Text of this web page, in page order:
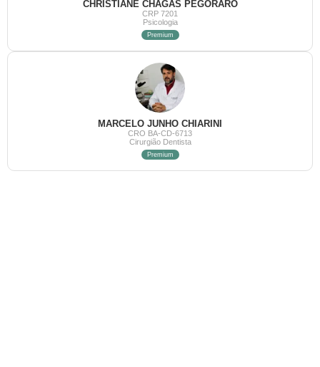
CHRISTIANE CHAGAS PEGORARO
CRP 7201
Psicologia
Premium
MARCELO JUNHO CHIARINI
CRO BA-CD-6713
Cirurgião Dentista
Premium